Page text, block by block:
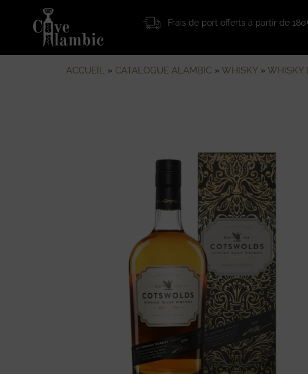
Frais de port offerts à partir de
ACCUEIL» CATALOGUE ALAMBIC» WHISKY» WHISKY